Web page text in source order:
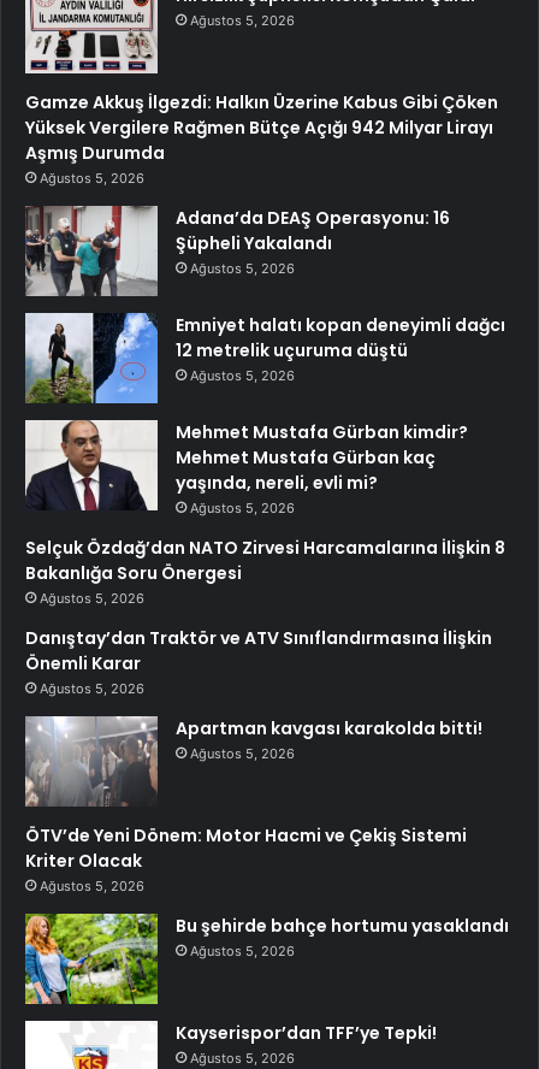
Ağustos 5, 2026
Gamze Akkuş İlgezdi: Halkın Üzerine Kabus Gibi Çöken
Yüksek Vergilere Rağmen Bütçe Açığı 942 Milyar Lirayı
Aşmış Durumda
Ağustos 5, 2026
Adana’da DEAŞ Operasyonu: 16
Şüpheli Yakalandı
Ağustos 5, 2026
Emniyet halatı kopan deneyimli dağcı
12 metrelik uçuruma düştü
Ağustos 5, 2026
Mehmet Mustafa Gürban kimdir?
Mehmet Mustafa Gürban kaç
yaşında, nereli, evli mi?
Ağustos 5, 2026
Selçuk Özdağ’dan NATO Zirvesi Harcamalarına İlişkin 8
Bakanlığa Soru Önergesi
Ağustos 5, 2026
Danıştay’dan Traktör ve ATV Sınıflandırmasına İlişkin
Önemli Karar
Ağustos 5, 2026
Apartman kavgası karakolda bitti!
Ağustos 5, 2026
ÖTV’de Yeni Dönem: Motor Hacmi ve Çekiş Sistemi
Kriter Olacak
Ağustos 5, 2026
Bu şehirde bahçe hortumu yasaklandı
Ağustos 5, 2026
Kayserispor’dan TFF’ye Tepki!
Ağustos 5, 2026